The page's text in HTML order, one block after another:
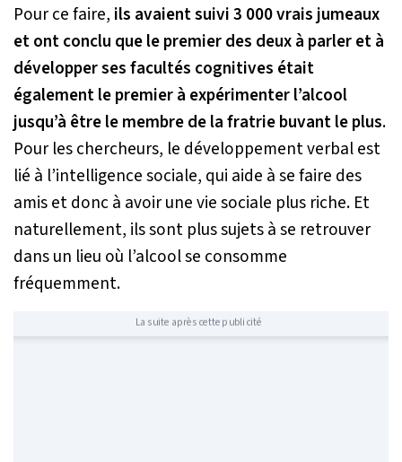
Pour ce faire, ils avaient suivi 3 000 vrais jumeaux
et ont conclu que le premier des deux à parler et à
développer ses facultés cognitives était
également le premier à expérimenter l’alcool
jusqu’à être le membre de la fratrie buvant le plus.
Pour les chercheurs, le développement verbal est
lié à l’intelligence sociale, qui aide à se faire des
amis et donc à avoir une vie sociale plus riche. Et
naturellement, ils sont plus sujets à se retrouver
dans un lieu où l’alcool se consomme
fréquemment.
La suite après cette publicité